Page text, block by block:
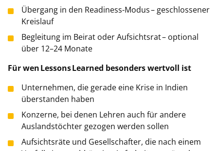
Übergang in den Readiness-Modus – geschlossener
Kreislauf
Begleitung im Beirat oder Aufsichtsrat – optional
über 12–24 Monate
Für wen Lessons Learned besonders wertvoll ist
Unternehmen, die gerade eine Krise in Indien
überstanden haben
Konzerne, bei denen Lehren auch für andere
Auslandstöchter gezogen werden sollen
Aufsichtsräte und Gesellschafter, die nach einem